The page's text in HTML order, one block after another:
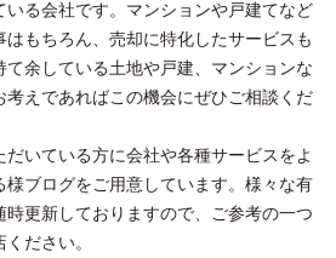
る会社です。マンションや戸建てなど
もちろん、売却に特化したサービスも
余している土地や戸建、マンションな
えであればこの機会にぜひご相談くだ
いている方に会社や各種サービスをよ
様ブログをご用意しています。様々な有
更新しておりますので、ご参考の一つ
ださい。